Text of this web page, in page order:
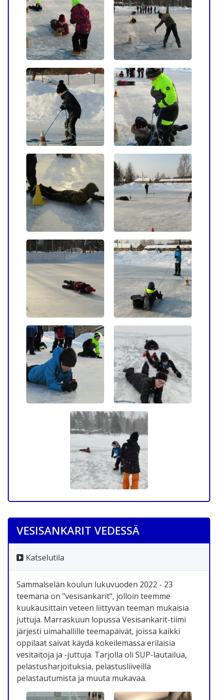
VESISANKARIT VEDESSÄ
Katselutila
Sammalselän koulun lukuvuoden 2022 - 23
teemana on "vesisankarit", jolloin teemme
kuukausittain veteen liittyvän teeman mukaisia
juttuja. Marraskuun lopussa Vesisankarit-tiimi
järjesti uimahallille teemapäivät, joissa kaikki
oppilaat saivat käydä kokeilemassa erilaisia
vesitaitoja ja -juttuja. Tarjolla oli SUP-lautailua,
pelastusharjoituksia, pelastusliiveillä
pelastautumista ja muuta mukavaa.